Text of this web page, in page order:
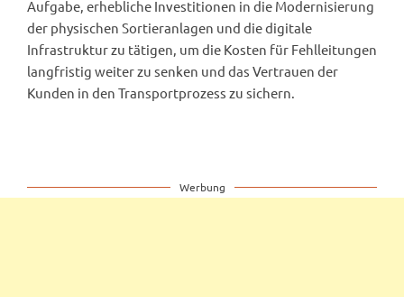
Aufgabe, erhebliche Investitionen in die Modernisierung
der physischen Sortieranlagen und die digitale
Infrastruktur zu tätigen, um die Kosten für Fehlleitungen
langfristig weiter zu senken und das Vertrauen der
Kunden in den Transportprozess zu sichern.
Werbung